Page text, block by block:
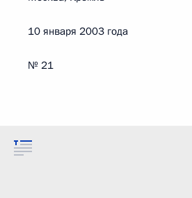
10 января 2003 года
№ 21